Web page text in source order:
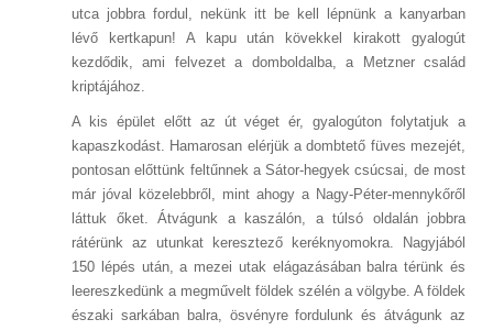
utca jobbra fordul, nekünk itt be kell lépnünk a kanyarban
lévő kertkapun! A kapu után kövekkel kirakott gyalogút
kezdődik, ami felvezet a domboldalba, a Metzner család
kriptájához.
A kis épület előtt az út véget ér, gyalogúton folytatjuk a
kapaszkodást. Hamarosan elérjük a dombtető füves mezejét,
pontosan előttünk feltűnnek a Sátor-hegyek csúcsai, de most
már jóval közelebbről, mint ahogy a Nagy-Péter-mennykőről
láttuk őket. Átvágunk a kaszálón, a túlsó oldalán jobbra
rátérünk az utunkat keresztező keréknyomokra. Nagyjából
150 lépés után, a mezei utak elágazásában balra térünk és
leereszkedünk a megművelt földek szélén a völgybe. A földek
északi sarkában balra, ösvényre fordulunk és átvágunk az